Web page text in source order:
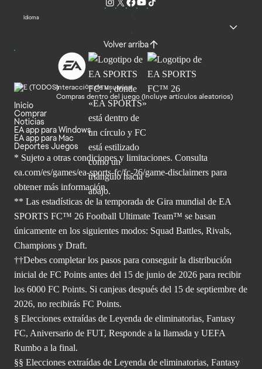
Idioma
Volver arriba
Interacción de usuarios
Compras dentro del juego (Incluye artículos aleatorios)
Inicio
Comprar
Noticias
EA app para Windows
EA app para Mac
Deportes Juegos
* Sujeto a otras condiciones y limitaciones. Consulta
ea.com/es/games/ea-sports-fc/fc-26/game-disclaimers para
obtenermás información.
** Las estadísticas de la temporada de Gira mundial de EA
SPORTS FC™ 26 Football Ultimate Team™ se basan
únicamente en los siguientes modos: Squad Battles, Rivals,
Champions y Draft.
††Debes completar los pasos para conseguir la distribución
inicial de FC Points antes del 15 de junio de 2026 para recibir
los 6000 FC Points. Si canjeas después del 15 de septiembre de
2026, no recibirás FC Points.
§ Elecciones extraídas de Leyenda de eliminatorias, Fantasy
FC, Aniversario de FUT, Responde a la llamada y UEFA
Rumbo a la final.
§§ Elecciones extraídas de Leyenda de eliminatorias, Fantasy